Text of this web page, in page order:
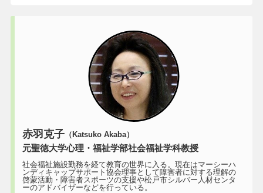
赤羽克子（Katsuko Akaba）
元聖徳大学心理・福祉学部社会福祉学科教授
社会福祉施設勤務を経て教育の世界に入る。現在はマーシーハ
ンディキャップサポート協会理事として障害者に対する理解の
啓蒙活動・障害者スポーツの支援や松戸市シルバー人材センタ
ーのアドバイザーなどを行っている。